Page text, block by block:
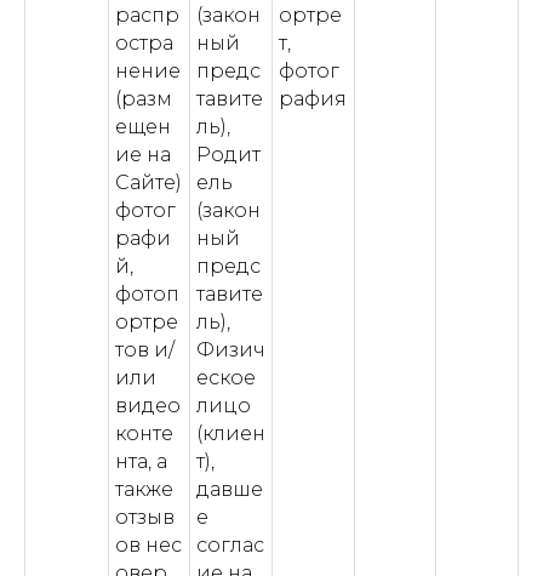
распр
остра
нение
(разм
ещен
ие на
Сайте)
фотог
рафи
й,
фотоп
ортре
тов и/
или
видео
конте
нта, а
также
отзыв
ов нес
(закон
ный
предс
тавите
ль),
Родит
ель
(закон
ный
предс
тавите
ль),
Физич
еское
лицо
(клиен
т),
давше
е
соглас
ортре
т,
фотог
рафия